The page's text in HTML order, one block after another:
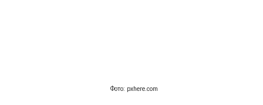
Фото: pxhere.com